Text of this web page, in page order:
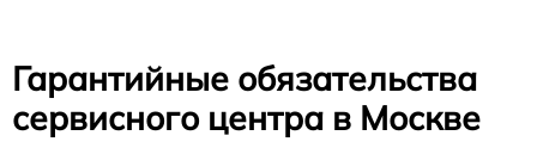
Гарантийные обязательства
сервисного центра в Москве